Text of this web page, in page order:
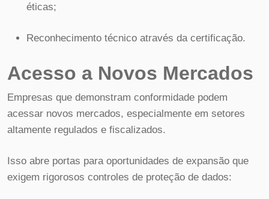
éticas;
Reconhecimento técnico através da certificação.
Acesso a Novos Mercados
Empresas que demonstram conformidade podem
acessar novos mercados, especialmente em setores
altamente regulados e fiscalizados.
Isso abre portas para oportunidades de expansão que
exigem rigorosos controles de proteção de dados: